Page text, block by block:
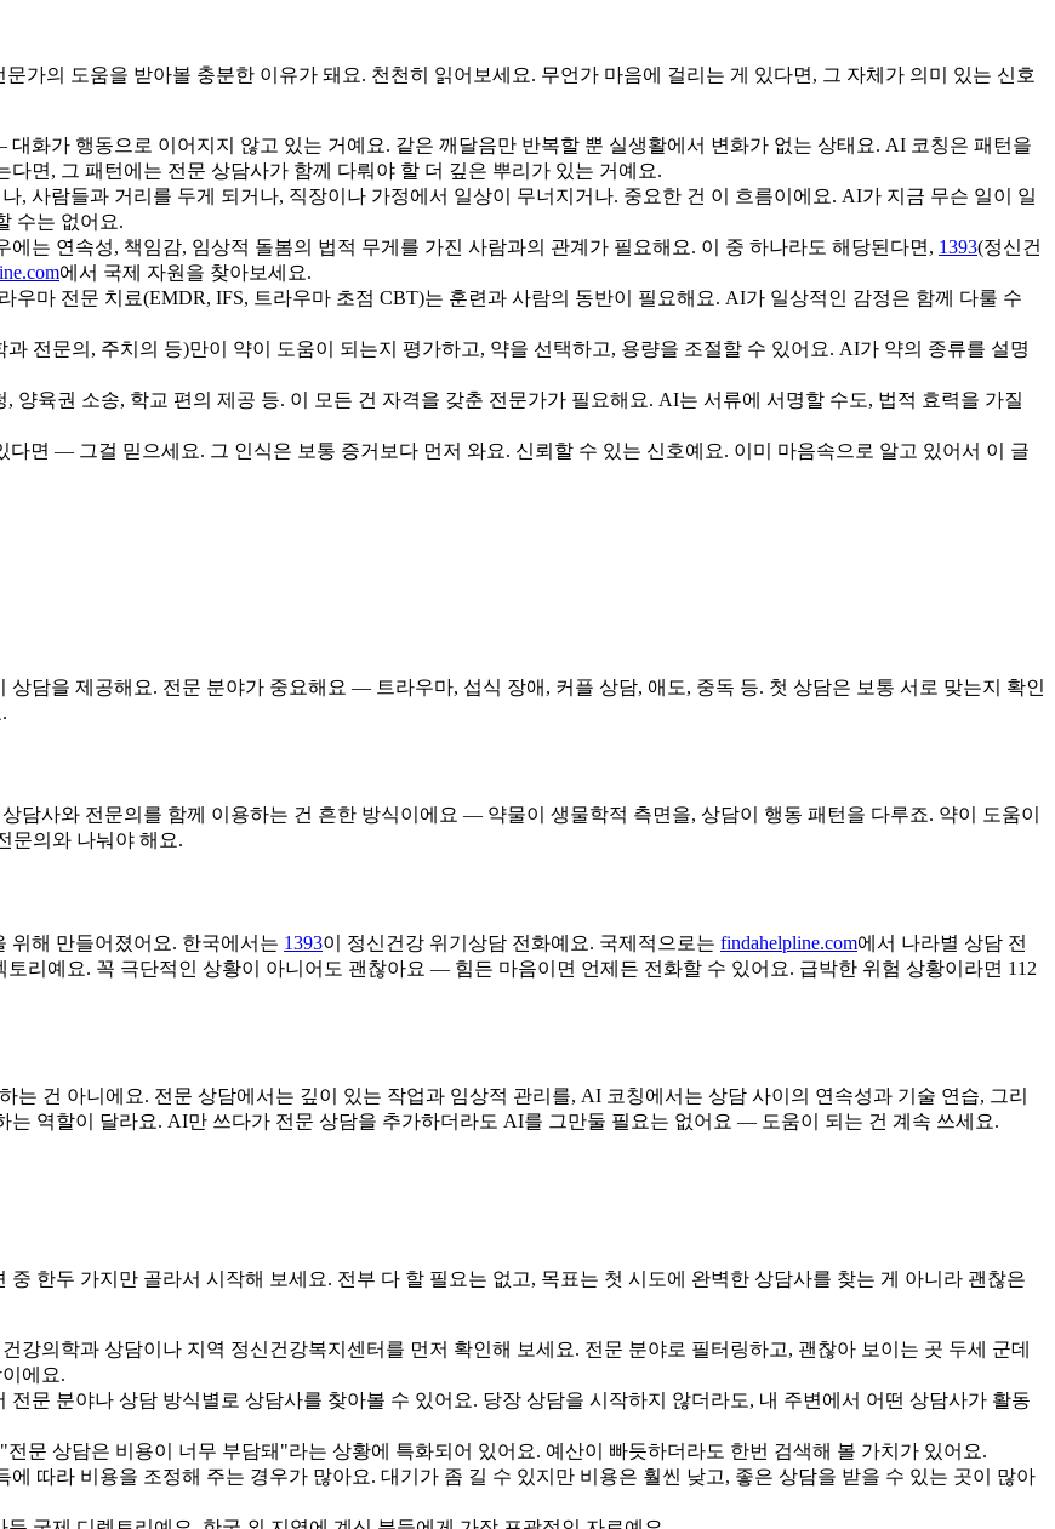
가의 도움을 받아볼 충분한 이유가 돼요. 천천히 읽어보세요. 무언가 마음에 걸리는 게 있다면, 그 자체가 의미 있는 신호
화가 행동으로 이어지지 않고 있는 거예요. 같은 깨달음만 반복할 뿐 실생활에서 변화가 없는 상태요. AI 코칭은 패턴을
면, 그 패턴에는 전문 상담사가 함께 다뤄야 할 더 깊은 뿌리가 있는 거예요.
, 사람들과 거리를 두게 되거나, 직장이나 가정에서 일상이 무너지거나. 중요한 건 이 흐름이에요. AI가 지금 무슨 일이 일
수는 없어요.
는 연속성, 책임감, 임상적 돌봄의 법적 무게를 가진 사람과의 관계가 필요해요. 이 중 하나라도 해당된다면, 1393(정신건
에서 국제 자원을 찾아보세요.
우마 전문 치료(EMDR, IFS, 트라우마 초점 CBT)는 훈련과 사람의 동반이 필요해요. AI가 일상적인 감정은 함께 다룰 수
전문의, 주치의 등)만이 약이 도움이 되는지 평가하고, 약을 선택하고, 용량을 조절할 수 있어요. AI가 약의 종류를 설명
양육권 소송, 학교 편의 제공 등. 이 모든 건 자격을 갖춘 전문가가 필요해요. AI는 서류에 서명할 수도, 법적 효력을 가질
면 — 그걸 믿으세요. 그 인식은 보통 증거보다 먼저 와요. 신뢰할 수 있는 신호예요. 이미 마음속으로 알고 있어서 이 글
담을 제공해요. 전문 분야가 중요해요 — 트라우마, 섭식 장애, 커플 상담, 애도, 중독 등. 첫 상담은 보통 서로 맞는지 확인
담사와 전문의를 함께 이용하는 건 흔한 방식이에요 — 약물이 생물학적 측면을, 상담이 행동 패턴을 다루죠. 약이 도움이
문의와 나눠야 해요.
위해 만들어졌어요. 한국에서는 1393이 정신건강 위기상담 전화예요. 국제적으로는 findahelpline.com에서 나라별 상담 전
토리예요. 꼭 극단적인 상황이 아니어도 괜찮아요 — 힘든 마음이면 언제든 전화할 수 있어요. 급박한 위험 상황이라면 112
건 아니에요. 전문 상담에서는 깊이 있는 작업과 임상적 관리를, AI 코칭에서는 상담 사이의 연속성과 기술 연습, 그리
는 역할이 달라요. AI만 쓰다가 전문 상담을 추가하더라도 AI를 그만둘 필요는 없어요 — 도움이 되는 건 계속 쓰세요.
한두 가지만 골라서 시작해 보세요. 전부 다 할 필요는 없고, 목표는 첫 시도에 완벽한 상담사를 찾는 게 아니라 괜찮은
의학과 상담이나 지역 정신건강복지센터를 먼저 확인해 보세요. 전문 분야로 필터링하고, 괜찮아 보이는 곳 두세 군데
에요.
문 분야나 상담 방식별로 상담사를 찾아볼 수 있어요. 당장 상담을 시작하지 않더라도, 내 주변에서 어떤 상담사가 활동
문 상담은 비용이 너무 부담돼"라는 상황에 특화되어 있어요. 예산이 빠듯하더라도 한번 검색해 볼 가치가 있어요.
따라 비용을 조정해 주는 경우가 많아요. 대기가 좀 길 수 있지만 비용은 훨씬 낮고, 좋은 상담을 받을 수 있는 곳이 많아